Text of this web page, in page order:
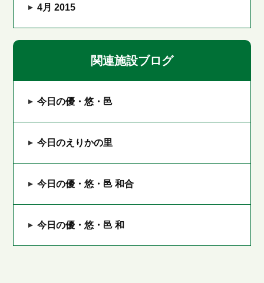
4月 2015
関連施設ブログ
今日の優・悠・邑
今日のえりかの里
今日の優・悠・邑 和合
今日の優・悠・邑 和